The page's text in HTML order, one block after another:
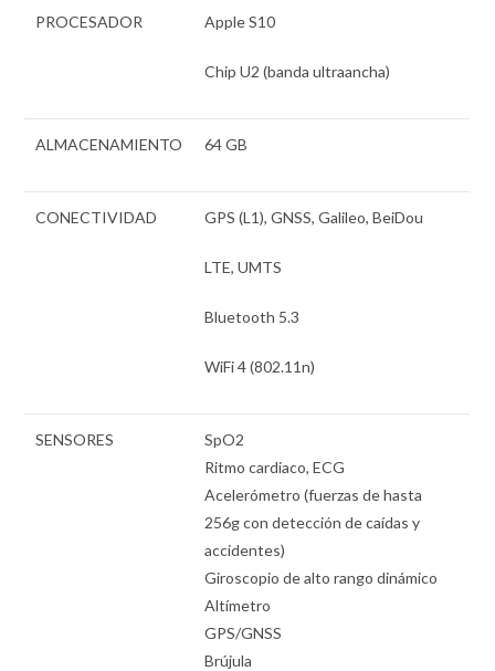
PROCESADOR Apple S10
Chip U2 (banda ultraancha)
ALMACENAMIENTO 64 GB
CONECTIVIDAD GPS (L1), GNSS, Galileo, BeiDou
LTE, UMTS
Bluetooth 5.3
WiFi 4 (802.11n)
SENSORES
SpO2
Ritmo cardiaco, ECG
Acelerómetro (fuerzas de hasta
256g con detección de caídas y
accidentes)
Giroscopio de alto rango dinámico
Altímetro
GPS/GNSS
Brújula